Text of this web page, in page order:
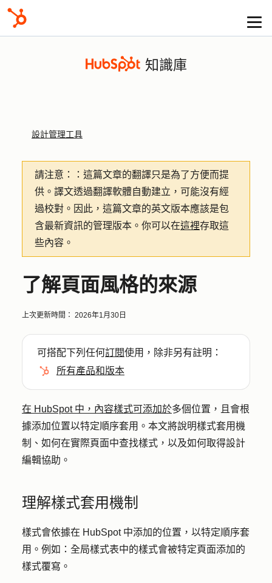
知識庫
設計管理工具
請注意：
：這篇文章的翻譯只是為了方便而提
供。譯文透過翻譯軟體自動建立，可能沒有經
過校對。因此，這篇文章的英文版本應該是包
含最新資訊的管理版本。你可以在這裡存取這
些內容。
了解頁面風格的來源
上次更新時間： 2026年1月30日
可搭配下列任何訂閱使用，除非另有註明：
所有產品和版本
在 HubSpot 中，內容樣式可添加於多個位置，且會根
據添加位置以特定順序套用。本文將說明樣式套用機
制、如何在實際頁面中查找樣式，以及如何取得設計
編輯協助。
理解樣式套用機制
樣式會依據在 HubSpot 中添加的位置，以特定順序套
用。例如：全局樣式表中的樣式會被特定頁面添加的
樣式覆寫。